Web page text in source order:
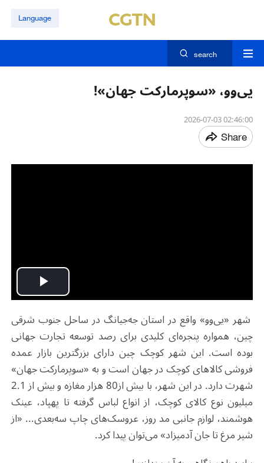
Language
search
یی‌وو، «سوپرمارکت جهان»!
02:46:00 2026-07-03
Share
Play
شهر «یی‌وو» واقع در استان جه‌جیانگ در ساحل جنوب شرقی
چین، همواره پنجره‌ای کلیدی برای رصد توسعه تجارت جهانی
بوده است. این شهر کوچک چین دارای بزرگترین بازار عمده
فروشی کالاهای کوچک در جهان است و به «سوپرمارکت جهان»
شهرت دارد. در این شهر، با بیش از80 هزار مغازه و بیش از 2.1
میلیون نوع کالای کوچک، از انواع لباس گرفته تا پهپاد، عینک
هوشمند، لوازم جانبی مد روز، عروسک‌های چاپ سه‌بعدی... «از
شیر مرغ تا جان آدمیزاد» می‌توان پیدا کرد.